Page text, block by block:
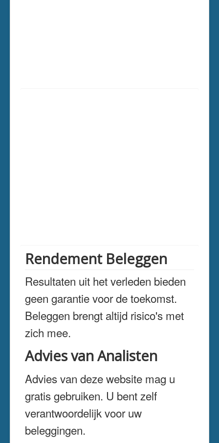
Rendement Beleggen
Resultaten uit het verleden bieden
geen garantie voor de toekomst.
Beleggen brengt altijd risico's met
zich mee.
Advies van Analisten
Advies van deze website mag u
gratis gebruiken. U bent zelf
verantwoordelijk voor uw
beleggingen.